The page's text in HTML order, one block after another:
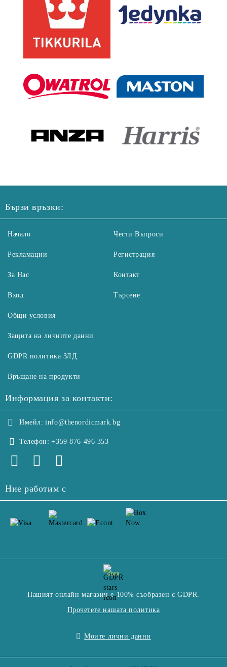
Бързи връзки:
Начало
Рекламации
За Нас
Вход
Чести Въпроси
Регистрация
Контакт
Търсене
Общи условия
Защита на личните данни
GDPR политика ЗЛД
Връщане на продукти
Информация за контакти:
Имейл: info@thenordicmark.bg
Телефон: +359 876 496 353
Ние работим с
GDPR
Нашият онлайн магазин е 100% съобразен с GDPR.
Прочетете нашата политика
Моите лични данни